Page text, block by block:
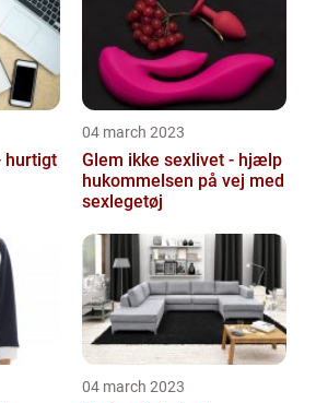
hurtigt
04 march 2023
Glem ikke sexlivet - hjælp
hukommelsen på vej med
sexlegetøj
04 march 2023